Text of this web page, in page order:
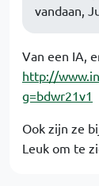
vandaan,
Van een IA,
http://
g=bdwr21v1
Ook zijn ze
Leuk om te